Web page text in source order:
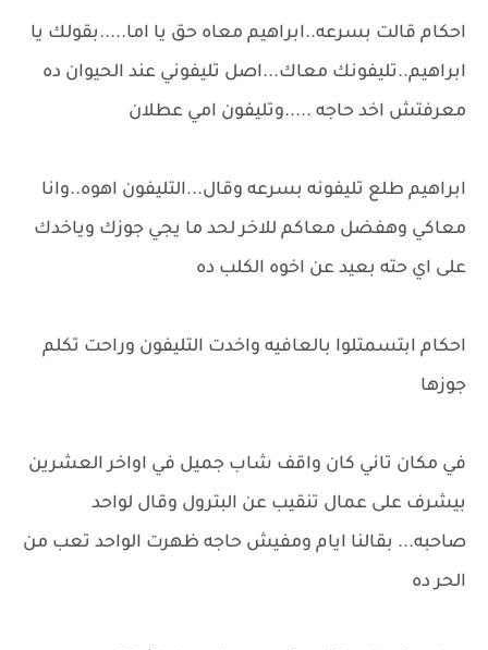
احكام قالت بسرعه..ابراهيم معاه حق يا اما.....بقولك يا
ابراهيم..تليفونك معاك...اصل تليفوني عند الحيوان ده
معرفتش اخد حاجه .....وتليفون امي عطلان
ابراهيم طلع تليفونه بسرعه وقال...التليفون اهوه..وانا
معاكي وهفضل معاكم للاخر لحد ما يجي جوزك وياخدك
على اي حته بعيد عن اخوه الكلب ده
احكام ابتسمتلوا بالعافيه واخدت التليفون وراحت تكلم
جوزها
في مكان تاني كان واقف شاب جميل في اواخر العشرين
بيشرف على عمال تنقيب عن البترول وقال لواحد
صاحبه... بقالنا ايام ومفيش حاجه ظهرت الواحد تعب من
الحر ده